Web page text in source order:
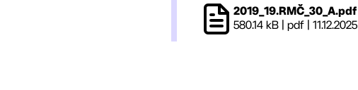
2019_19.RMČ_30_A.pdf
580.14 kB | pdf | 11.12.2025